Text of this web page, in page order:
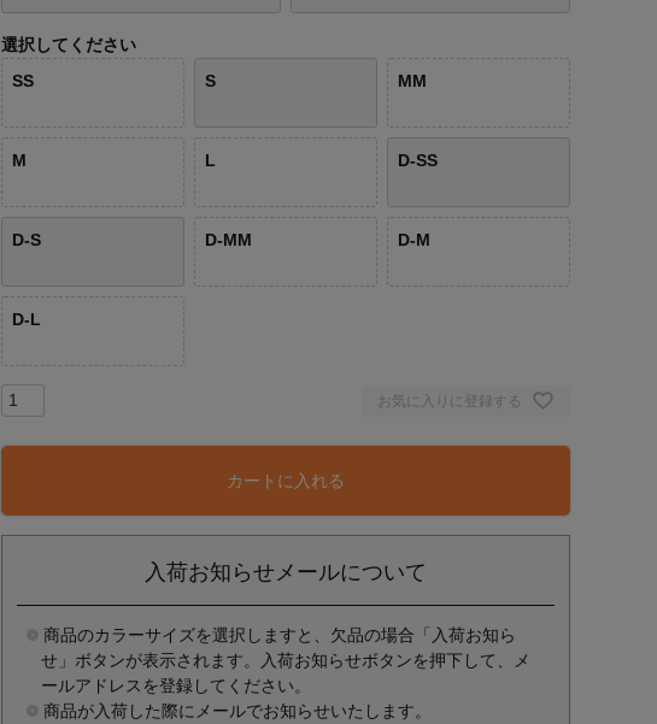
選択してください
SS
S MM
M L D-SS
D-S D-MM D-M
D-L
お気に入りに登録する
カートに入れる
入荷お知らせメールについて
商品のカラーサイズを選択しますと、欠品の場合「入荷お知ら
せ」ボタンが表示されます。入荷お知らせボタンを押下して、メ
ールアドレスを登録してください。
商品が入荷した際にメールでお知らせいたします。